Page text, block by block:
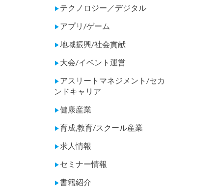
▶ テクノロジー／デジタル
▶ アプリ/ゲーム
▶地域振興/社会貢献
▶ 大会/イベント運営
▶ アスリートマネジメント/セカ
ンドキャリア
▶健康産業
▶育成,教育/スクール産業
▶求人情報
▶ セミナー情報
▶書籍紹介